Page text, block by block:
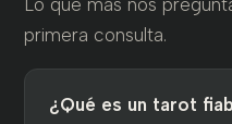
Lo que más nos
primera consulta.
¿Qué es un tarot